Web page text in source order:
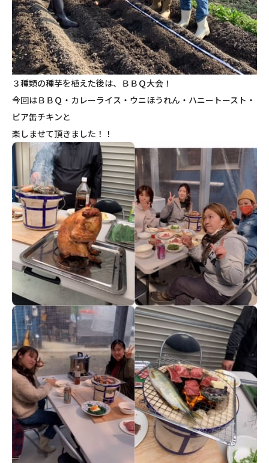
３種類の種芋を植えた後は、ＢＢＱ大会！
今回はＢＢＱ・カレーライス・ウニほうれん・ハニートースト・
ビア缶チキンと
楽しませて頂きました！！